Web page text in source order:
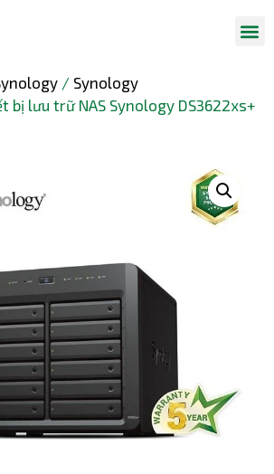
/ Synology
bị lưu trữ NAS Synology DS3622xs+